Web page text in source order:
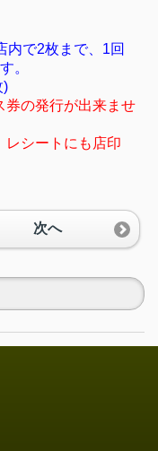
内で2枚まで、1回
。
)
券の発行が出来ませ
レシートにも店印
次へ